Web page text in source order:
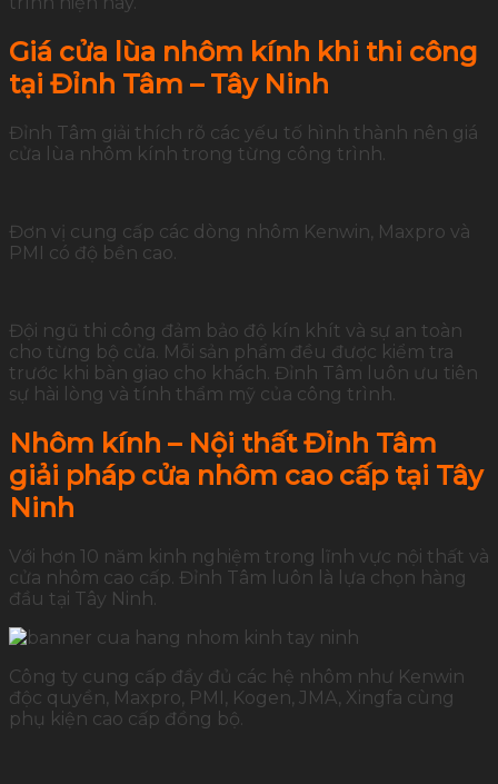
Giá cửa lùa nhôm kính khi thi công
tại Đỉnh Tâm – Tây Ninh
Đỉnh Tâm giải thích rõ các yếu tố hình thành nên giá
cửa lùa nhôm kính trong từng công trình.
Đơn vị cung cấp các dòng nhôm Kenwin, Maxpro và
PMI có độ bền cao.
Đội ngũ thi công đảm bảo độ kín khít và sự an toàn
cho từng bộ cửa. Mỗi sản phẩm đều được kiểm tra
trước khi bàn giao cho khách. Đỉnh Tâm luôn ưu tiên
sự hài lòng và tính thẩm mỹ của công trình.
Nhôm kính – Nội thất Đỉnh Tâm
giải pháp cửa nhôm cao cấp tại Tây
Ninh
Với hơn 10 năm kinh nghiệm trong lĩnh vực nội thất và
cửa nhôm cao cấp. Đỉnh Tâm luôn là lựa chọn hàng
đầu tại Tây Ninh.
Công ty cung cấp đầy đủ các hệ nhôm như Kenwin
độc quyền, Maxpro, PMI, Kogen, JMA, Xingfa cùng
phụ kiện cao cấp đồng bộ.